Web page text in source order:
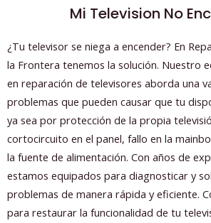
Mi Television No
¿Tu televisor se niega a encender? En
la Frontera tenemos la solución. Nuestro
en reparación de televisores aborda una
problemas que pueden causar que tu
ya sea por protección de la propia
cortocircuito en el panel, fallo en la
la fuente de alimentación. Con años de
estamos equipados para diagnosticar y
problemas de manera rápida y eficiente.
para restaurar la funcionalidad de tu